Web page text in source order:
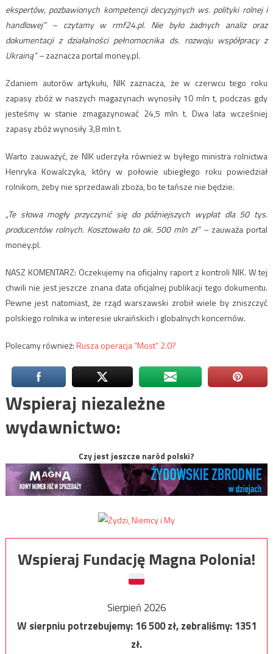
ekspertów, pozbawionych kompetencji decyzyjnych ws. polityki rolnej i
handlowej” – czytamy w rmf24.pl. Nie było żadnych analiz oraz
dokumentacji z działalności pełnomocnika ds. rozwoju współpracy z
Ukrainą” –zaznacza portal money.pl.
Zdaniem autorów artykułu, NIK zaznacza, że w czerwcu tego roku
zapasy zbóż w naszych magazynach wynosiły 10 mln t, podczas gdy
jesteśmy w stanie zmagazynować 24,5 mln t. Dwa lata wcześniej
zapasy zbóż wynosiły 3,8 mln t.
Warto zauważyć, że NIK uderzyła również w byłego ministra rolnictwa
Henryka Kowalczyka, który w połowie ubiegłego roku powiedział
rolnikom, żeby nie sprzedawali zboża, bo te tańsze nie będzie.
„Te słowa mogły przyczynić się do późniejszych wypłat dla 50 tys.
producentów rolnych. Kosztowało to ok. 500 mln zł” – zauważa portal
money.pl.
NASZ KOMENTARZ: Oczekujemy na oficjalny raport z kontroli NIK. W tej
chwili nie jest jeszcze znana data oficjalnej publikacji tego dokumentu.
Pewne jest natomiast, że rząd warszawski zrobił wiele by zniszczyć
polskiego rolnika w interesie ukraińskich i globalnych koncernów.
Polecamy również:Rusza operacja “Most” 2.0?
Wspieraj niezależne
wydawnictwo:
Czy jest jeszcze naród polski?
Wspieraj Fundację Magna Polonia!
Sierpień 2026
W sierpniu potrzebujemy:16 500zł, zebraliśmy:1351
zł.